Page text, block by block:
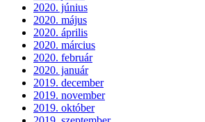
2020. június
2020. május
2020. április
2020. március
2020. február
2020. január
2019. december
2019. november
2019. október